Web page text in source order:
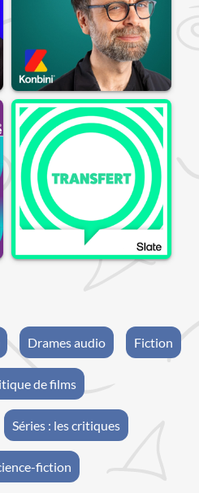
Drames audio Fiction
de films
Séries : les critiques
fiction